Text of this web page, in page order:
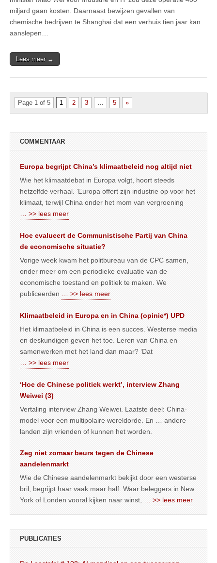
miljard gaan kosten. Daarnaast bewijzen gevallen van
chemische bedrijven te Shanghai dat een verhuis tien jaar kan
aanslepen…
Lees meer →
Page 1 of 5 1 2 3 5 »
COMMENTAAR
Europa begrijpt China’s klimaatbeleid nog altijd niet
Wie het klimaatdebat in Europa volgt, hoort steeds
hetzelfde verhaal. ‘Europa offert zijn industrie op voor het
klimaat, terwijl China onder het mom van vergroening
… >> lees meer
Hoe evalueert de Communistische Partij van China
de economische situatie?
Vorige week kwam het politbureau van de CPC samen,
onder meer om een periodieke evaluatie van de
economische toestand en politiek te maken. We
publiceerden
… >> lees meer
Klimaatbeleid in Europa en in China (opinie*) UPD
Het klimaatbeleid in China is een succes. Westerse media
en deskundigen geven het toe. Leren van China en
samenwerken met het land dan maar? ‘Dat
… >> lees meer
‘Hoe de Chinese politiek werkt’, interview Zhang
Weiwei (3)
Vertaling interview Zhang Weiwei. Laatste deel: China-
model voor een multipolaire wereldorde. En … andere
landen zijn vrienden of kunnen het worden.
Zeg niet zomaar beurs tegen de Chinese
aandelenmarkt
Wie de Chinese aandelenmarkt bekijkt door een westerse
bril, begrijpt haar vaak maar half. Waar beleggers in New
York of Londen vooral kijken naar winst,
… >> lees meer
PUBLICATIES